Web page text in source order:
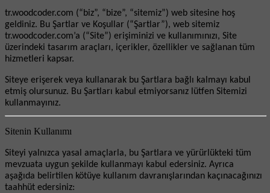
tr.woodcoder.com (“biz”, “bize”, “sitemiz”) web sitesine hoş
geldiniz. Bu Şartlar ve Koşullar (“Şartlar”), web sitemiz
tr.woodcoder.com’a (“Site”) erişiminizi ve kullanımınızı, Site
üzerindeki tasarım araçları, içerikler, özellikler ve sağlanan tüm
hizmetleri kapsar.
Siteye erişerek veya kullanarak bu Şartlara bağlı kalmayı kabul
etmiş olursunuz. Bu Şartları kabul etmiyorsanız lütfen Sitemizi
kullanmayınız.
Sitenin Kullanımı
Siteyi yalnızca yasal amaçlarla, bu Şartlara ve yürürlükteki tüm
mevzuata uygun şekilde kullanmayı kabul edersiniz. Ayrıca
aşağıda belirtilen kötüye kullanım davranışlarından kaçınacağınızı
taahhüt edersiniz: